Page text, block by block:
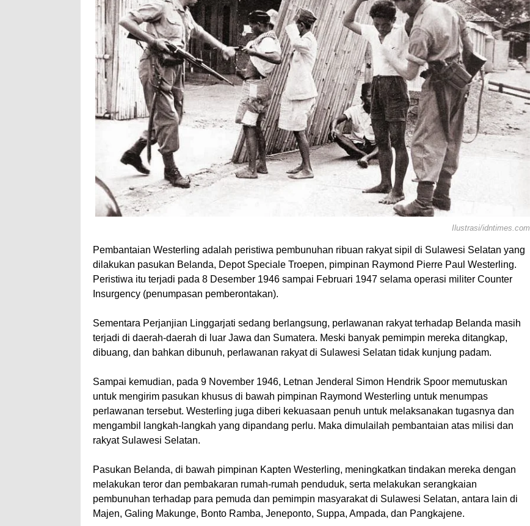
Ilustrasi/idntimes.com
Pembantaian Westerling adalah peristiwa pembunuhan ribuan rakyat sipil di Sulawesi Selatan yang
dilakukan pasukan Belanda, Depot Speciale Troepen, pimpinan Raymond Pierre Paul Westerling.
Peristiwa itu terjadi pada 8 Desember 1946 sampai Februari 1947 selama operasi militer Counter
Insurgency (penumpasan pemberontakan).
Sementara Perjanjian Linggarjati sedang berlangsung, perlawanan rakyat terhadap Belanda masih
terjadi di daerah-daerah di luar Jawa dan Sumatera. Meski banyak pemimpin mereka ditangkap,
dibuang, dan bahkan dibunuh, perlawanan rakyat di Sulawesi Selatan tidak kunjung padam.
Sampai kemudian, pada 9 November 1946, Letnan Jenderal Simon Hendrik Spoor memutuskan
untuk mengirim pasukan khusus di bawah pimpinan Raymond Westerling untuk menumpas
perlawanan tersebut. Westerling juga diberi kekuasaan penuh untuk melaksanakan tugasnya dan
mengambil langkah-langkah yang dipandang perlu. Maka dimulailah pembantaian atas milisi dan
rakyat Sulawesi Selatan.
Pasukan Belanda, di bawah pimpinan Kapten Westerling, meningkatkan tindakan mereka dengan
melakukan teror dan pembakaran rumah-rumah penduduk, serta melakukan serangkaian
pembunuhan terhadap para pemuda dan pemimpin masyarakat di Sulawesi Selatan, antara lain di
Majen, Galing Makunge, Bonto Ramba, Jeneponto, Suppa, Ampada, dan Pangkajene.